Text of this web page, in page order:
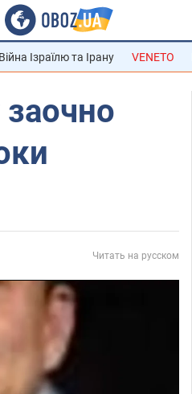
Війна Ізраїлю та Ірану VENETO
Читать на русском